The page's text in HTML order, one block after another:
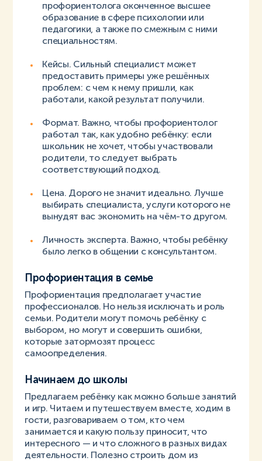
профориентолога оконченное высшее
образование в сфере психологии или
педагогики, а также по смежным с ними
специальностям.
Кейсы. Сильный специалист может
предоставить примеры уже решённых
проблем: с чем к нему пришли, как
работали, какой результат получили.
Формат. Важно, чтобы профориентолог
работал так, как удобно ребёнку: если
школьник не хочет, чтобы участвовали
родители, то следует выбрать
соответствующий подход.
Цена. Дорого не значит идеально. Лучше
выбирать специалиста, услуги которого не
вынудят вас экономить на чём-то другом.
Личность эксперта. Важно, чтобы ребёнку
было легко в общении с консультантом.
Профориентация в семье
Профориентация предполагает участие
профессионалов. Но нельзя исключать и роль
семьи. Родители могут помочь ребёнку с
выбором, но могут и совершить ошибки,
которые затормозят процесс
самоопределения.
Начинаем до школы
Предлагаем ребёнку как можно больше занятий
и игр. Читаем и путешествуем вместе, ходим в
гости, разговариваем о том, кто чем
занимается и какую пользу приносит, что
интересного — и что сложного в разных видах
деятельности. Полезно строить дом из